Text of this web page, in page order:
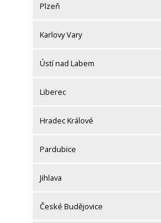
Plzeň
Karlovy Vary
Ústí nad Labem
Liberec
Hradec Králové
Pardubice
Jihlava
České Budějovice